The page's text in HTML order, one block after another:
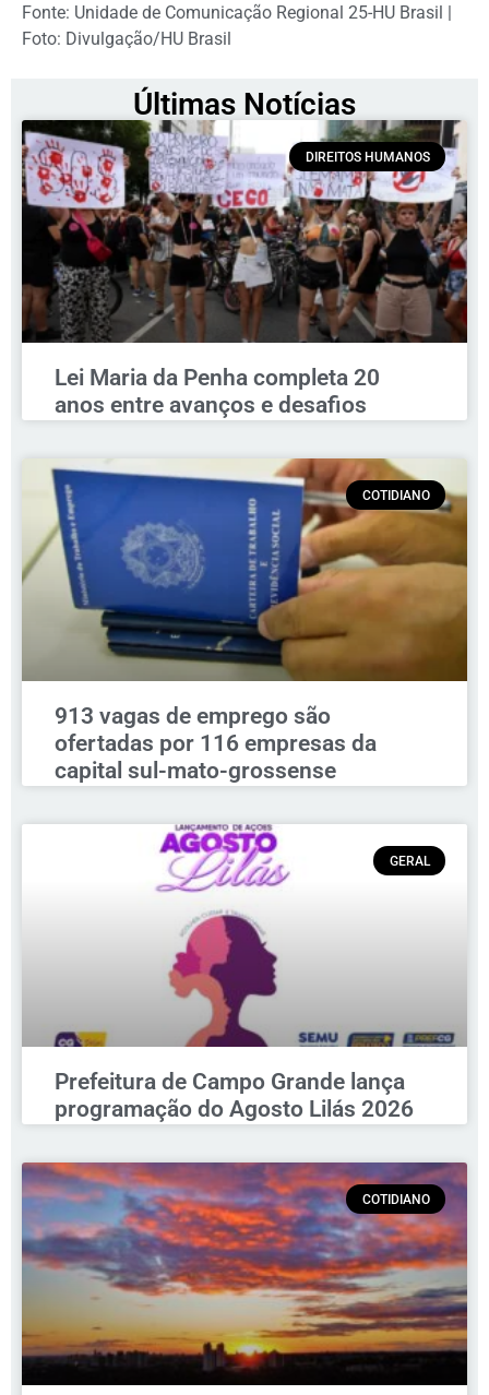
Fonte: Unidade de Comunicação Regional 25-HU Brasil |
Foto: Divulgação/HU Brasil
Últimas Notícias
DIREITOS HUMANOS
Lei Maria da Penha completa 20
anos entre avanços e desafios
COTIDIANO
913 vagas de emprego são
ofertadas por 116 empresas da
capital sul-mato-grossense
GERAL
Prefeitura de Campo Grande lança
programação do Agosto Lilás 2026
COTIDIANO